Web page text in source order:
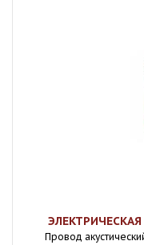
ЭЛЕКТРИЧЕСКАЯ
Провод